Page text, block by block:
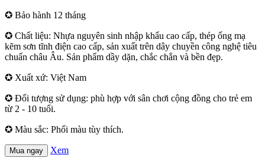
✪ Bảo hành 12 tháng
✪ Chất liệu: Nhựa nguyên sinh nhập khẩu cao cấp, thép ống mạ
kẽm sơn tĩnh điện cao cấp, sản xuất trên dây chuyền công nghệ tiêu
chuẩn châu Âu. Sản phẩm dầy dặn, chắc chắn và bền đẹp.
✪ Xuất xứ: Việt Nam
✪ Đối tượng sử dụng: phù hợp với sân chơi cộng đồng cho trẻ em
từ 2 - 10 tuổi.
✪ Màu sắc: Phối màu tùy thích.
Mua ngay Xem